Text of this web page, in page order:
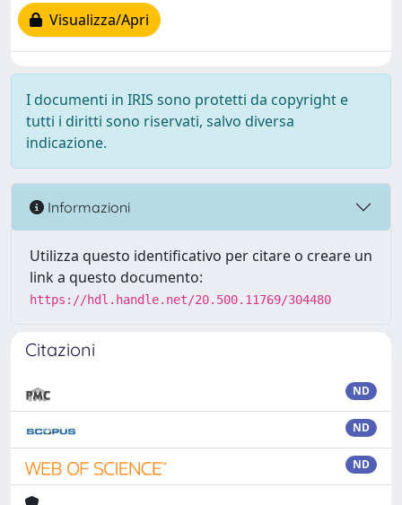
Visualizza/Apri
I documenti in IRIS sono protetti da copyright e
tutti i diritti sono riservati, salvo diversa
indicazione.
Informazioni
Utilizza questo identificativo per citare o creare un
link a questo documento:
https://hdl.handle.net/20.500.11769/304480
Citazioni
ND
ND
ND